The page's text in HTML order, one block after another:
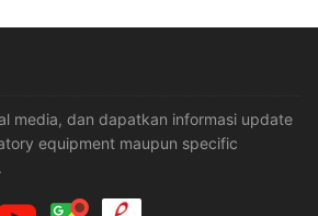
media, dan dapatkan informasi update
equipment maupun specific